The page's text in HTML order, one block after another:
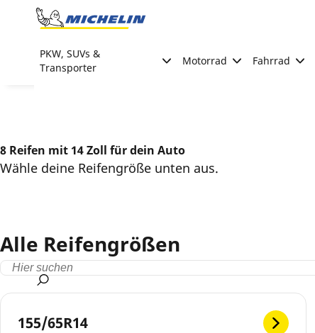
Go to page content
PKW, SUVs &
Transporter
Motorrad Fahrrad
8 Reifen mit 14 Zoll für dein Auto
Wähle deine Reifengröße unten aus.
Alle Reifengrößen
155/65R14